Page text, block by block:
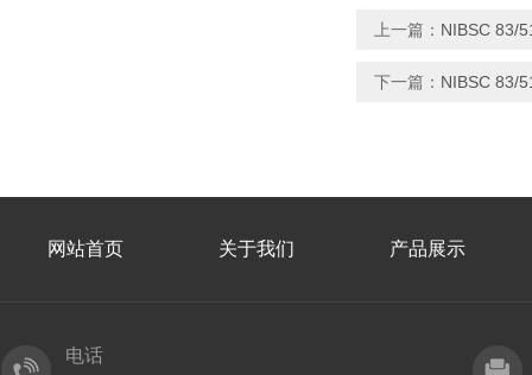
上一篇： NIBSC 83/
下一篇： NIBSC 83/
网站首页 关于我们 产品展示
电话